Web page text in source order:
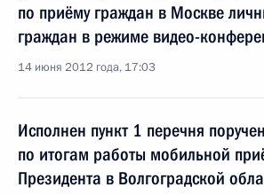
по приёму граждан в Москве
граждан в режиме видео-
14 июня 2012 года, 17:03
Исполнен пункт 1 перечня
по итогам работы мобильной
Президента в Волгоградской